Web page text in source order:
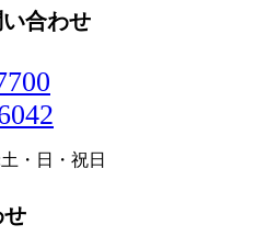
合わせ
・日・祝日
せ